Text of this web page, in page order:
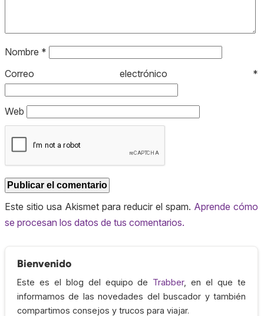
Nombre *
Correo electrónico *
Web
Este sitio usa Akismet para reducir el spam. Aprende cómo
se procesan los datos de tus comentarios.
Bienvenido
Este es el blog del equipo de Trabber, en el que te
informamos de las novedades del buscador y también
compartimos consejos y trucos para viajar.